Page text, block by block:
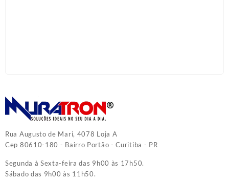
Rua Augusto de Mari, 4078 Loja A
Cep 80610-180 - Bairro Portão - Curitiba - PR
Segunda à Sexta-feira das 9h00 às 17h50.
Sábado das 9h00 às 11h50.